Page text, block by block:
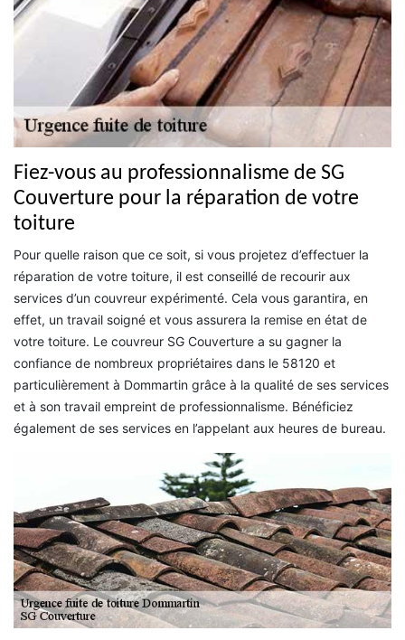
Fiez-vous au professionnalisme de SG
Couverture pour la réparation de votre
toiture
Pour quelle raison que ce soit, si vous projetez d’effectuer la
réparation de votre toiture, il est conseillé de recourir aux
services d’un couvreur expérimenté. Cela vous garantira, en
effet, un travail soigné et vous assurera la remise en état de
votre toiture. Le couvreur SG Couverture a su gagner la
confiance de nombreux propriétaires dans le 58120 et
particulièrement à Dommartin grâce à la qualité de ses services
et à son travail empreint de professionnalisme. Bénéficiez
également de ses services en l’appelant aux heures de bureau.